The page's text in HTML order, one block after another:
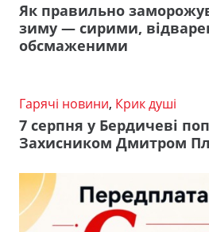
Як правильно
зиму — сирими,
обсмаженими
Гарячі новини, Крик душі
7 серпня у Бердичеві
Захисником Дмитром